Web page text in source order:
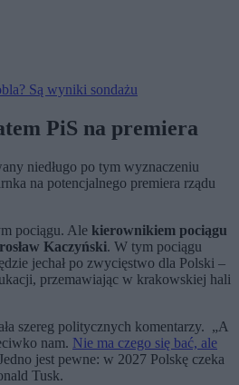
Są wyniki sondażu
PiS na premiera
niedługo po tym wyznaczeniu
na potencjalnego premiera rządu
pociągu. Ale kierownikiem pociągu
Kaczyński. W tym pociągu
jechał po zwycięstwo dla Polski –
przemawiając w krakowskiej hali
szereg politycznych komentarzy. „A
nam. Nie ma czego się bać, ale
jest pewne: w 2027 Polskę czeka
Tusk.